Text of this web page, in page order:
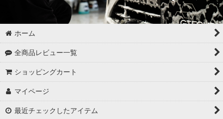
ボディコーティング（マットカラー）
アルミホイールコーティング（クリアーコートなし アルミ素地
）
アルミホイールコーティング（メッキ・スパッタリング）
アルミホイールコーティング（艶消〜半艶 マットカラー）
ホーム
全商品レビュー一覧
ショッピングカート
マイページ
最近チェックしたアイテム